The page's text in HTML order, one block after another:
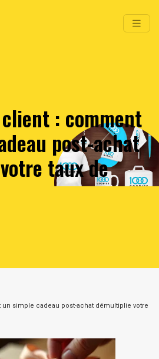
: comment
post-achat
taux de
simple cadeau post-achat démultiplie votre